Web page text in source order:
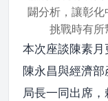
闢分析，讓彰
挑戰時有所
本次座談陳素月
陳永昌與經濟
局長一同出席